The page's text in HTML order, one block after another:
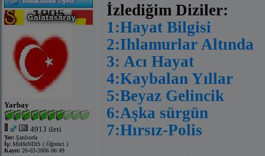
Yarbay
4913 ileti
Yer: Şanlıurfa
İş: MüHeNDiS ( Öğrenci )
Kayıt: 26-03-2006 06:49
İzlediğim Diziler:
1:Hayat Bilgisi
2:Ihlamurlar Altında
3: Acı Hayat
4:Kaybalan Yıllar
5:Beyaz Gelincik
6:Aşka sürgün
7:Hırsız-Polis